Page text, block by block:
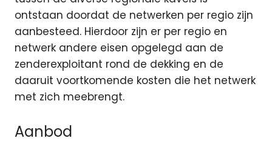
ontstaan doordat de netwerken per regio zijn
aanbesteed. Hierdoor zijn er per regio en
netwerk andere eisen opgelegd aan de
zenderexploitant rond de dekking en de
daaruit voortkomende kosten die het netwerk
met zich meebrengt.
Aanbod